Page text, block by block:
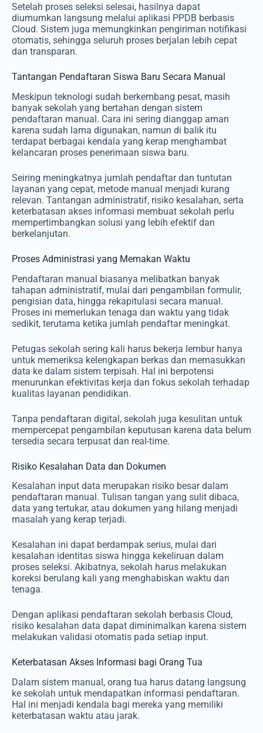
Setelah proses seleksi selesai, hasilnya dapat
diumumkan langsung melalui aplikasi PPDB berbasis
Cloud. Sistem juga memungkinkan pengiriman notifikasi
otomatis, sehingga seluruh proses berjalan lebih cepat
dan transparan.
Tantangan Pendaftaran Siswa Baru Secara Manual
Meskipun teknologi sudah berkembang pesat, masih
banyak sekolah yang bertahan dengan sistem
pendaftaran manual. Cara ini sering dianggap aman
karena sudah lama digunakan, namun di balik itu
terdapat berbagai kendala yang kerap menghambat
kelancaran proses penerimaan siswa baru.
Seiring meningkatnya jumlah pendaftar dan tuntutan
layanan yang cepat, metode manual menjadi kurang
relevan. Tantangan administratif, risiko kesalahan, serta
keterbatasan akses informasi membuat sekolah perlu
mempertimbangkan solusi yang lebih efektif dan
berkelanjutan.
Proses Administrasi yang Memakan Waktu
Pendaftaran manual biasanya melibatkan banyak
tahapan administratif, mulai dari pengambilan formulir,
pengisian data, hingga rekapitulasi secara manual.
Proses ini memerlukan tenaga dan waktu yang tidak
sedikit, terutama ketika jumlah pendaftar meningkat.
Petugas sekolah sering kali harus bekerja lembur hanya
untuk memeriksa kelengkapan berkas dan memasukkan
data ke dalam sistem terpisah. Hal ini berpotensi
menurunkan efektivitas kerja dan fokus sekolah terhadap
kualitas layanan pendidikan.
Tanpa pendaftaran digital, sekolah juga kesulitan untuk
mempercepat pengambilan keputusan karena data belum
tersedia secara terpusat dan real-time.
Risiko Kesalahan Data dan Dokumen
Kesalahan input data merupakan risiko besar dalam
pendaftaran manual. Tulisan tangan yang sulit dibaca,
data yang tertukar, atau dokumen yang hilang menjadi
masalah yang kerap terjadi.
Kesalahan ini dapat berdampak serius, mulai dari
kesalahan identitas siswa hingga kekeliruan dalam
proses seleksi. Akibatnya, sekolah harus melakukan
koreksi berulang kali yang menghabiskan waktu dan
tenaga.
Dengan aplikasi pendaftaran sekolah berbasis Cloud,
risiko kesalahan data dapat diminimalkan karena sistem
melakukan validasi otomatis pada setiap input.
Keterbatasan Akses Informasi bagi Orang Tua
Dalam sistem manual, orang tua harus datang langsung
ke sekolah untuk mendapatkan informasi pendaftaran.
Hal ini menjadi kendala bagi mereka yang memiliki
keterbatasan waktu atau jarak.